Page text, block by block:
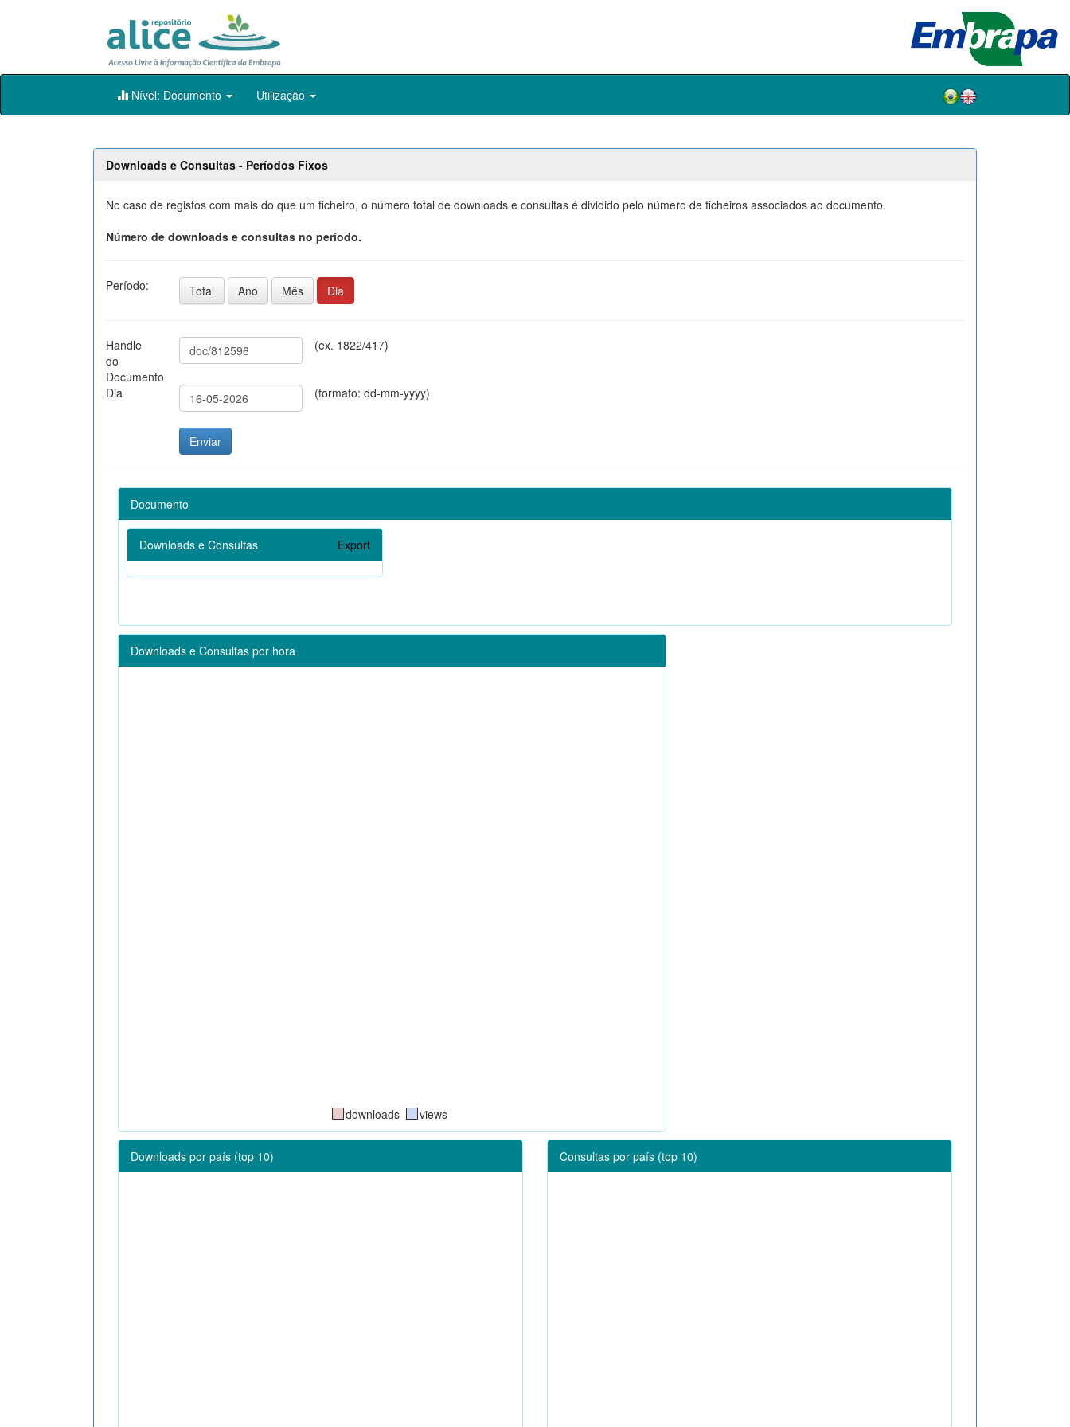
Skip
Nível: Documento Utilização
Downloads e Consultas - Períodos Fixos
No caso de registos com mais do que um ficheiro, o número total de downloads e consultas é dividido pelo número de ficheiros associados ao documento.
Número de downloads e consultas no período.
Período: Total Ano Mês Dia
Handle
do
Documento
(ex. 1822/417)
Dia (formato: dd-mm-yyyy)
Documento
Downloads e Consultas Export
Downloads e Consultas por hora
downloads views
Downloads por país (top 10) Consultas por país (top 10)